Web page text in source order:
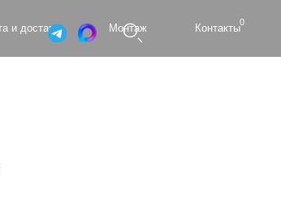
Контакты
Монтаж